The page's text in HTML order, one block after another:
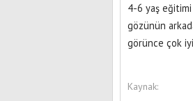
4-6 yaş eğitimi
gözünün
görünce çok
Kaynak: